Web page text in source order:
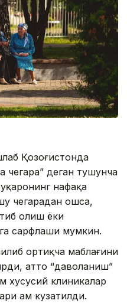
Қозоғистонда
чегара” деган тушунча
нафақа
чегарадан ошса,
олиш ёки
сарфлаши мумкин.
ортиқча маблағини
ҳатто “даволаниш”
хусусий клиникалар
ҳам кузатилди.